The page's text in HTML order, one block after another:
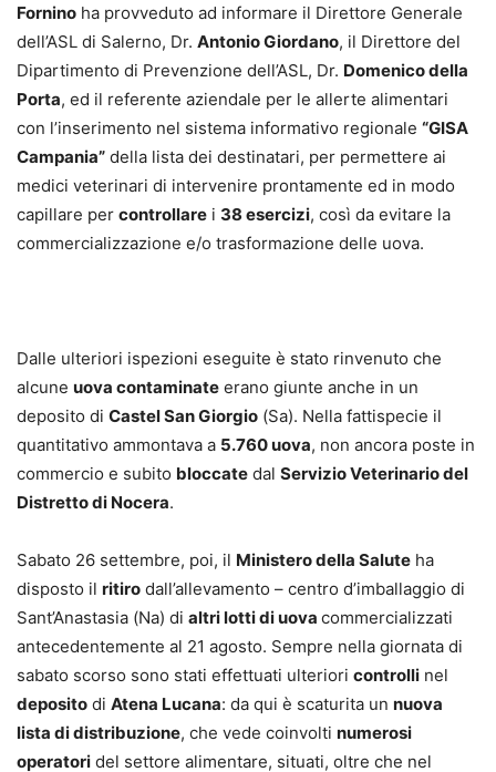
Fornino ha provveduto ad informare il Direttore Generale
dell’ASL di Salerno, Dr. Antonio Giordano, il Direttore del
Dipartimento di Prevenzione dell’ASL, Dr. Domenico della
Porta, ed il referente aziendale per le allerte alimentari
con l’inserimento nel sistema informativo regionale “GISA
Campania” della lista dei destinatari, per permettere ai
medici veterinari di intervenire prontamente ed in modo
capillare per controllare i 38 esercizi, così da evitare la
commercializzazione e/o trasformazione delle uova.
Dalle ulteriori ispezioni eseguite è stato rinvenuto che
alcune uova contaminate erano giunte anche in un
deposito di Castel San Giorgio (Sa). Nella fattispecie il
quantitativo ammontava a 5.760 uova, non ancora poste in
commercio e subito bloccate dal Servizio Veterinario del
Distretto di Nocera.
Sabato 26 settembre, poi, il Ministero della Salute ha
disposto il ritiro dall’allevamento – centro d’imballaggio di
Sant’Anastasia (Na) di altri lotti di uova commercializzati
antecedentemente al 21 agosto. Sempre nella giornata di
sabato scorso sono stati effettuati ulteriori controlli nel
deposito di Atena Lucana: da qui è scaturita un nuova
lista di distribuzione, che vede coinvolti numerosi
operatori del settore alimentare, situati, oltre che nel